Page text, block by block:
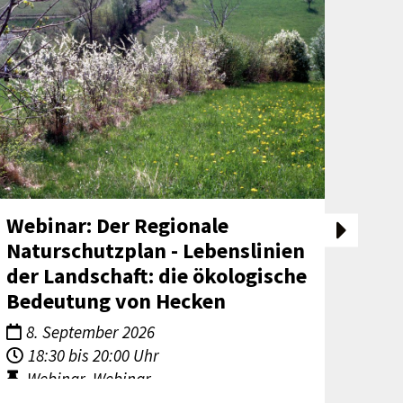
Webinar: Der Regionale
Naturschutzplan - Lebenslinien
der Landschaft: die ökologische
Bedeutung von Hecken
8. September 2026
18:30 bis 20:00 Uhr
Webinar, Webinar